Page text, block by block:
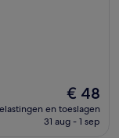
De
prijs
is
€ 48
en toeslagen
31 aug - 1 sep